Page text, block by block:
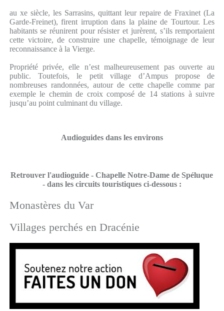
au xe siècle, les Sarrasins, quittant leur repaire de Fraxinet (La
Garde-Freinet), firent irruption dans la plaine de Tourtour. Les
habitants se réunirent pour résister et jurèrent, s’ils remportaient
cette victoire, de construire une chapelle, témoignage de leur
reconnaissance à la Vierge.
Propriété privée, elle n’est malheureusement pas ouverte au
public. Toutefois, le petit village d’Ampus propose de
nombreuses randonnées, autour de cette chapelle comme par
exemple le chemin de croix composé de 14 stations à suivre
jusqu’au point culminant du village.
Audioguides dans les environs
Retrouver l'audioguide - Chapelle Notre-Dame de Spéluque
- dans les circuits touristiques ci-dessous :
Monastères du Var
Villages perchés en Dracénie